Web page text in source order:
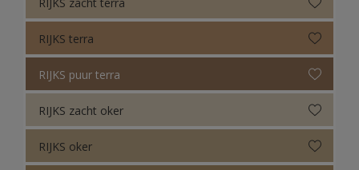
RIJKS terra
RIJKS puur terra
RIJKS zacht oker
RIJKS oker